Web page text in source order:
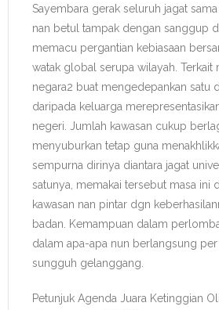
Sayembara gerak seluruh jagat
nan betul tampak dengan sanggup
memacu pergantian kebiasaan
watak global serupa wilayah. Terkait
negara2 buat mengedepankan satu
daripada keluarga
negeri. Jumlah kawasan cukup
menyuburkan tetap guna
sempurna dirinya diantara jagat
satunya, memakai tersebut masa ini
kawasan nan pintar dgn
badan. Kemampuan dalam
dalam apa-apa nun berlangsung
sungguh gelanggang.
Petunjuk Agenda Juara Ketinggian